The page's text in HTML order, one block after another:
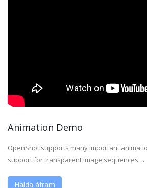
Animation Demo
OpenShot supports many important
support for transparent image sequences, ...
Halda áfram